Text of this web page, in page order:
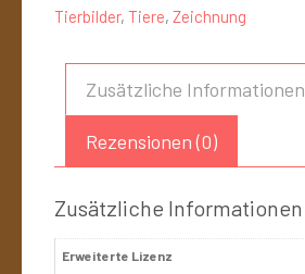
Tierbilder, Tiere, Zeichnung
Zusätzliche Informationen
Rezensionen (0)
Zusätzliche Informationen
Erweiterte Lizenz